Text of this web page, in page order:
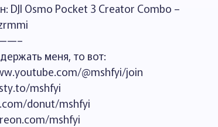
DJI Osmo Pocket 3 Creator Combo –
меня, то вот:
@mshfyi/join
mshfyi
donut/mshfyi
mshfyi